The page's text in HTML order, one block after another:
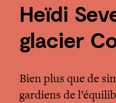
Heïdi
glacier
Bien plus que de
gardiens de